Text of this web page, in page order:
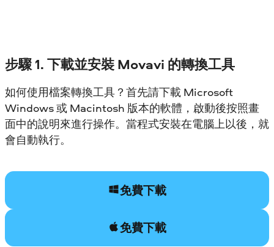
步驟 1. 下載並安裝 Movavi 的轉換工具
如何使用檔案轉換工具？首先請下載 Microsoft
Windows 或 Macintosh 版本的軟體，啟動後按照畫
面中的說明來進行操作。當程式安裝在電腦上以後，就
會自動執行。
免費下載
免費下載